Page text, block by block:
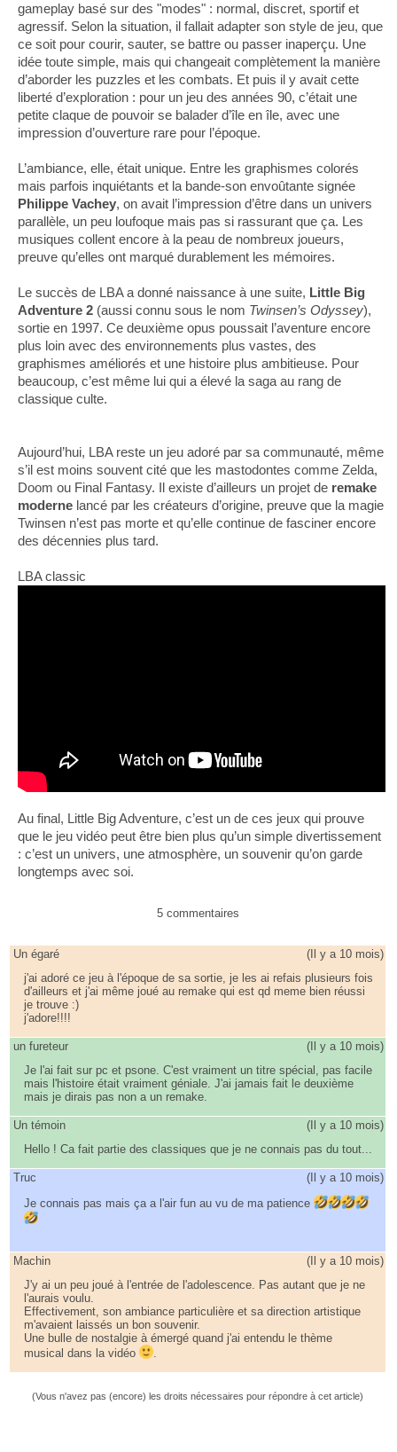
gameplay basé sur des "modes" : normal, discret, sportif et
agressif. Selon la situation, il fallait adapter son style de jeu, que
ce soit pour courir, sauter, se battre ou passer inaperçu. Une
idée toute simple, mais qui changeait complètement la manière
d’aborder les puzzles et les combats. Et puis il y avait cette
liberté d’exploration : pour un jeu des années 90, c’était une
petite claque de pouvoir se balader d’île en île, avec une
impression d’ouverture rare pour l’époque.
L’ambiance, elle, était unique. Entre les graphismes colorés
mais parfois inquiétants et la bande-son envoûtante signée
Philippe Vachey, on avait l’impression d’être dans un univers
parallèle, un peu loufoque mais pas si rassurant que ça. Les
musiques collent encore à la peau de nombreux joueurs,
preuve qu’elles ont marqué durablement les mémoires.
Le succès de LBA a donné naissance à une suite, Little Big
Adventure 2 (aussi connu sous le nom Twinsen’s Odyssey),
sortie en 1997. Ce deuxième opus poussait l’aventure encore
plus loin avec des environnements plus vastes, des
graphismes améliorés et une histoire plus ambitieuse. Pour
beaucoup, c’est même lui qui a élevé la saga au rang de
classique culte.
Aujourd’hui, LBA reste un jeu adoré par sa communauté, même
s’il est moins souvent cité que les mastodontes comme Zelda,
Doom ou Final Fantasy. Il existe d’ailleurs un projet de remake
moderne lancé par les créateurs d’origine, preuve que la magie
Twinsen n’est pas morte et qu’elle continue de fasciner encore
des décennies plus tard.
LBA classic
Au final, Little Big Adventure, c’est un de ces jeux qui prouve
que le jeu vidéo peut être bien plus qu’un simple divertissement
: c’est un univers, une atmosphère, un souvenir qu’on garde
longtemps avec soi.
5 commentaires
Un égaré ( Il y a 10 mois)
j'ai adoré ce jeu à l'époque de sa sortie, je les ai refais plusieurs fois
d'ailleurs et j'ai même joué au remake qui est qd meme bien réussi
je trouve :)
j'adore!!!!
un fureteur ( Il y a 10 mois)
Je l'ai fait sur pc et psone. C'est vraiment un titre spécial, pas facile
mais l'histoire était vraiment géniale. J'ai jamais fait le deuxième
mais je dirais pas non a un remake.
Un témoin ( Il y a 10 mois)
Hello ! Ca fait partie des classiques que je ne connais pas du tout...
Truc ( Il y a 10 mois)
Je connais pas mais ça a l'air fun au vu de ma patience
Machin ( Il y a 10 mois)
J'y ai un peu joué à l'entrée de l'adolescence. Pas autant que je ne
l'aurais voulu.
Effectivement, son ambiance particulière et sa direction artistique
m'avaient laissés un bon souvenir.
Une bulle de nostalgie à émergé quand j'ai entendu le thème
musical dans la vidéo
.
(Vous n'avez pas (encore) les droits nécessaires pour répondre à cet article)